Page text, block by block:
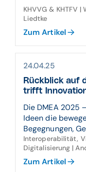
KHVVG & KHTFV
Liedtke
Zum Artikel
24.04.25
Rückblick auf
trifft
Die DMEA 2025
Ideen die
Begegnungen,
Interoperabilität,
Digitalisierung |
Zum Artikel